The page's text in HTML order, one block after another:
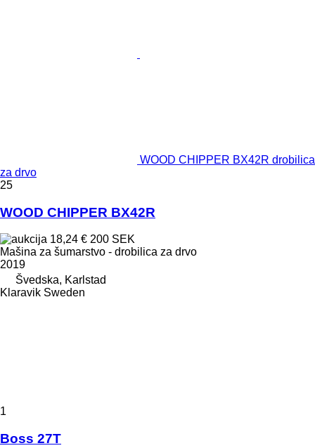
WOOD CHIPPER BX42R drobilica
za drvo
25
WOOD CHIPPER BX42R
18,24 € 200 SEK
Mašina za šumarstvo - drobilica za drvo
2019
Švedska, Karlstad
Klaravik Sweden
1
Boss 27T